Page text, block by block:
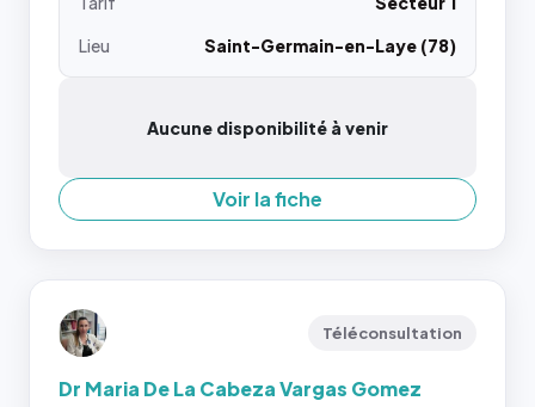
Lieu
Saint-Germain-en-Laye (78)
Aucune disponibilité à venir
Voir la fiche
Téléconsultation
Dr Maria De La Cabeza Vargas Gomez